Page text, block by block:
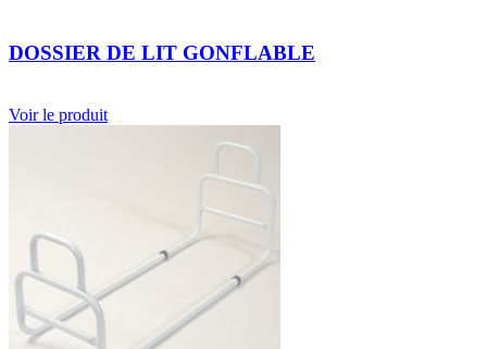
DOSSIER DE LIT GONFLABLE
Voir le produit